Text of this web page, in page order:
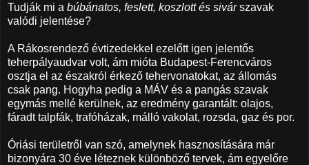
Tudják mi a búbánatos, feslett, koszlott és sivárszavak
valódi jelentése?
A Rákosrendező évtizedekkel ezelőtt igen jelentős
teherpályaudvar volt, ám mióta Budapest-Ferencváros
osztja el az északról érkező tehervonatokat, az állomás
csak pang. Hogyha pedig a MÁV és a pangás szavak
egymás mellé kerülnek, az eredmény garantált: olajos,
fáradt talpfák, trafóházak, málló vakolat, rozsda, gaz és por.
Óriási területről van szó, amelynek hasznosítására már
bizonyára 30 éve léteznek különböző tervek, ám egyelőre